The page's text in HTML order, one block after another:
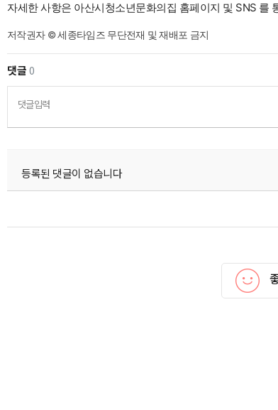
자세한 사항은 아산시청소년문화의집 홈페이지 및 SNS 를
저작권자 © 세종타임즈 무단전재 및 재배포 금지
댓글0
댓글입력
등록된 댓글이 없습니다